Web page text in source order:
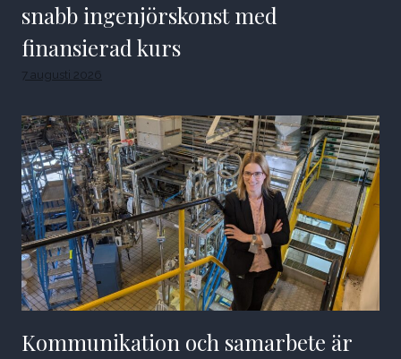
snabb ingenjörskonst med
finansierad kurs
7 augusti 2026
Kommunikation och samarbete är